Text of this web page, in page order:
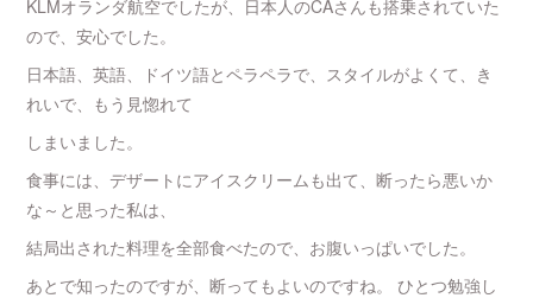
KLMオランダ航空でしたが、日本人のCAさんも搭乗されていた
ので、安心でした。
日本語、英語、ドイツ語とペラペラで、スタイルがよくて、き
れいで、もう見惚れて
しまいました。
食事には、デザートにアイスクリームも出て、断ったら悪いか
な～と思った私は、
結局出された料理を全部食べたので、お腹いっぱいでした。
あとで知ったのですが、断ってもよいのですね。 ひとつ勉強し